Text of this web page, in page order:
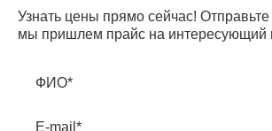
Узнать цены прямо сейчас!
мы пришлем прайс на интересующий
ФИО*
E-mail*